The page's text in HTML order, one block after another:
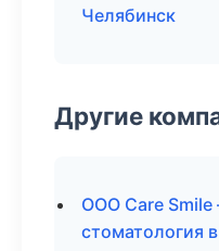
Челябинск
Другие
ООО Care Smile
стоматология